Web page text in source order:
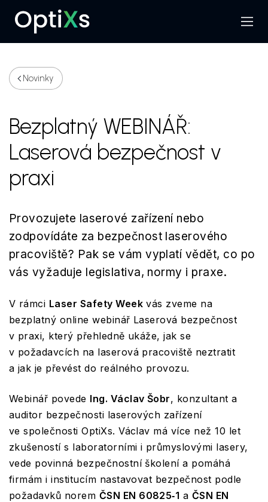
Hledat
Menu
Novinky
Bezplatný WEBINÁŘ:
Laserová bezpečnost v
praxi
Provozujete laserové zařízení nebo
zodpovídáte za bezpečnost laserového
pracoviště? Pak se vám vyplatí vědět, co po
vás vyžaduje legislativa, normy i praxe.
V rámci Laser Safety Week vás zveme na
bezplatný online webinář Laserová bezpečnost
v praxi, který přehledně ukáže, jak se
v požadavcích na laserová pracoviště neztratit
a jak je převést do reálného provozu.
Webinář povede Ing. Václav Šobr, konzultant a
auditor bezpečnosti laserových zařízení
ve společnosti OptiXs. Václav má více než 10 let
zkušeností s laboratorními i průmyslovými lasery,
vede povinná bezpečnostní školení a pomáhá
firmám i institucím nastavovat bezpečnost podle
požadavků norem ČSN EN 60825‑1 a ČSN EN